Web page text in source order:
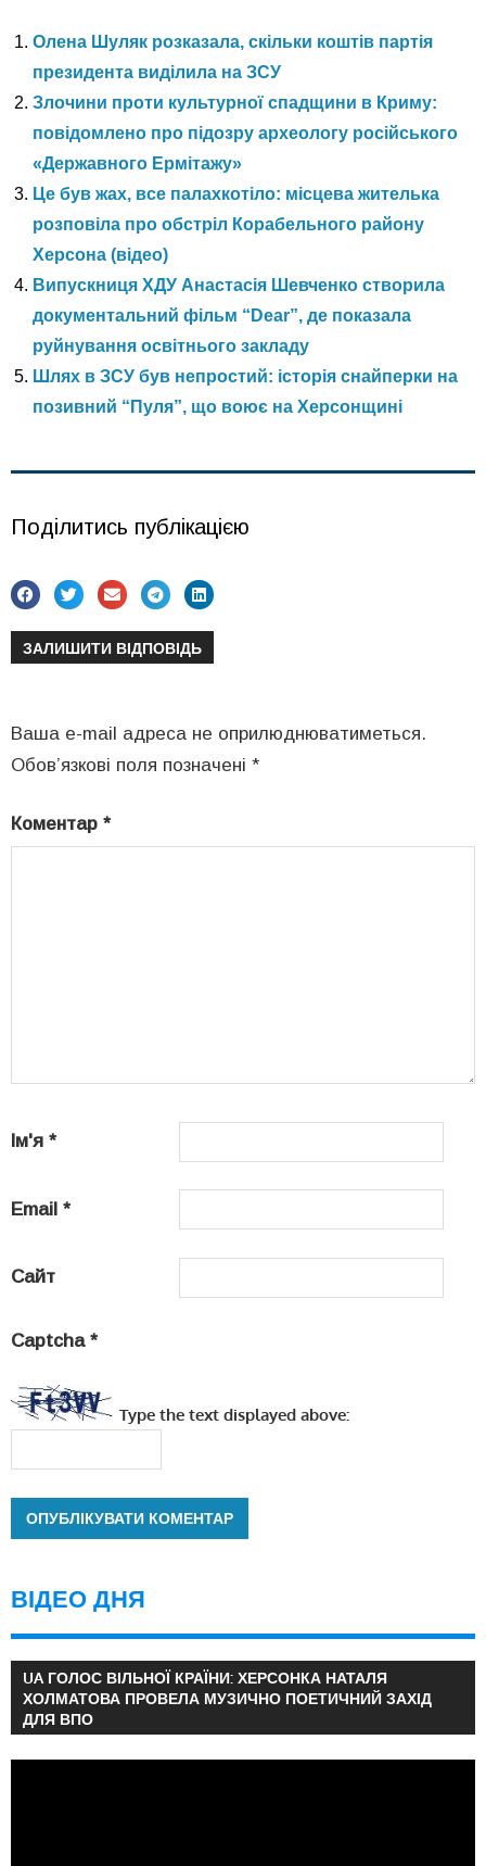
Олена Шуляк розказала, скільки коштів партія
президента виділила на ЗСУ
Злочини проти культурної спадщини в Криму:
повідомлено про підозру археологу російського
«Державного Ермітажу»
Це був жах, все палахкотіло: місцева жителька
розповіла про обстріл Корабельного району
Херсона (відео)
Випускниця ХДУ Анастасія Шевченко створила
документальний фільм “Dear”, де показала
руйнування освітнього закладу
Шлях в ЗСУ був непростий: історія снайперки на
позивний “Пуля”, що воює на Херсонщині
Поділитись публікацією
ЗАЛИШИТИ ВІДПОВІДЬ
Ваша e-mail адреса не оприлюднюватиметься.
Обов’язкові поля позначені *
Коментар *
Ім'я *
Email *
Сайт
Captcha *
Type the text displayed above:
ВІДЕО ДНЯ
UA ГОЛОС ВІЛЬНОЇ КРАЇНИ: ХЕРСОНКА НАТАЛЯ
ХОЛМАТОВА ПРОВЕЛА МУЗИЧНО ПОЕТИЧНИЙ ЗАХІД
ДЛЯ ВПО